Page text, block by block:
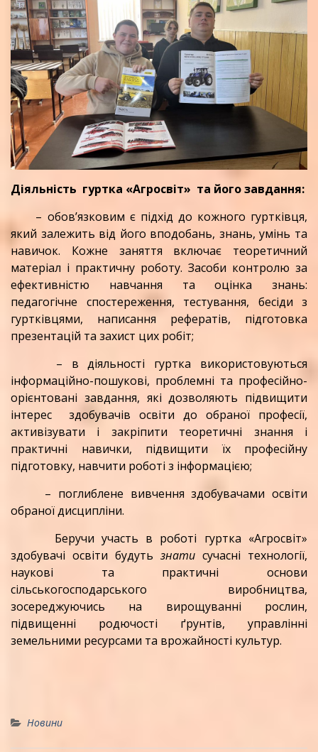
Діяльність гуртка «Агросвіт» та його завдання:
– обов’язковим є підхід до кожного гуртківця,
який залежить від його вподобань, знань, умінь та
навичок. Кожне заняття включає теоретичний
матеріал і практичну роботу. Засоби контролю за
ефективністю навчання та оцінка знань:
педагогічне спостереження, тестування, бесіди з
гуртківцями, написання рефератів, підготовка
презентацій та захист цих робіт;
– в діяльності гуртка використовуються
інформаційно-пошукові, проблемні та професійно-
орієнтовані завдання, які дозволяють підвищити
інтерес здобувачів освіти до обраної професії,
активізувати і закріпити теоретичні знання і
практичні навички, підвищити їх професійну
підготовку, навчити роботі з інформацією;
– поглиблене вивчення здобувачами освіти
обраної дисципліни.
Беручи участь в роботі гуртка «Агросвіт»
здобувачі освіти будуть знати сучасні технології,
наукові та практичні основи
сільськогосподарського виробництва,
зосереджуючись на вирощуванні рослин,
підвищенні родючості ґрунтів, управлінні
земельними ресурсами та врожайності культур.
Новини